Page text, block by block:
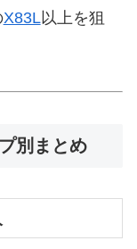
X83L以上を狙
別まとめ